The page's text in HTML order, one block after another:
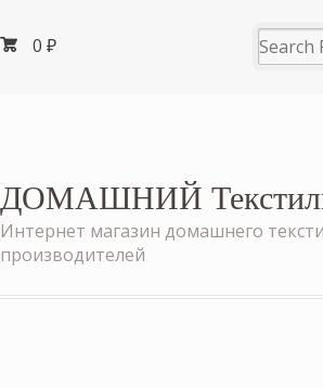
0 ₽
ДОМАШНИЙ
Интернет магазин домашнего
производителей